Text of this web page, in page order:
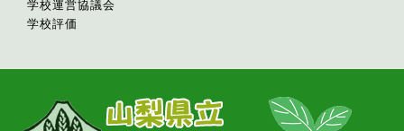
学校運営協議会
学校評価